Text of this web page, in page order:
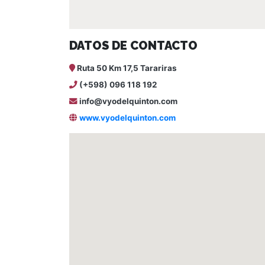
DATOS DE CONTACTO
Ruta 50 Km 17,5 Tarariras
(+598) 096 118 192
info@vyodelquinton.com
www.vyodelquinton.com